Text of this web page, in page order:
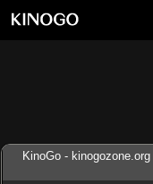
KinoGo - kinogozone.org